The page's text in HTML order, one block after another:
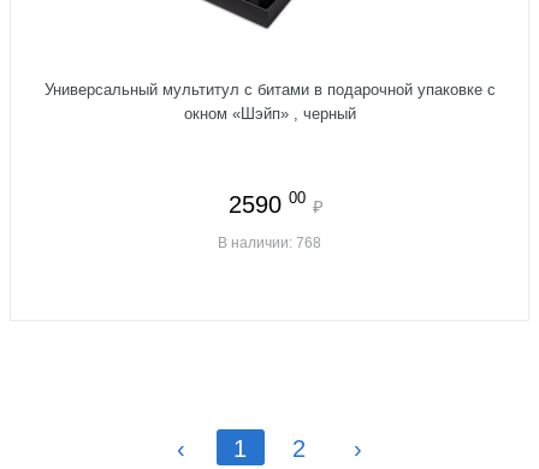
Универсальный мультитул с битами в подарочной упаковке с
окном «Шэйп» , черный
2590 00 ₽
В наличии: 768
‹ 1 2 ›